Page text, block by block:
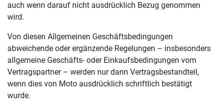
auch wenn darauf nicht ausdrücklich Bezug genommen
wird.
Von diesen Allgemeinen Geschäftsbedingungen
abweichende oder ergänzende Regelungen – insbesonders
allgemeine Geschäfts- oder Einkaufsbedingungen vom
Vertragspartner – werden nur dann Vertragsbestandteil,
wenn dies von Moto ausdrücklich schriftlich bestätigt
wurde.